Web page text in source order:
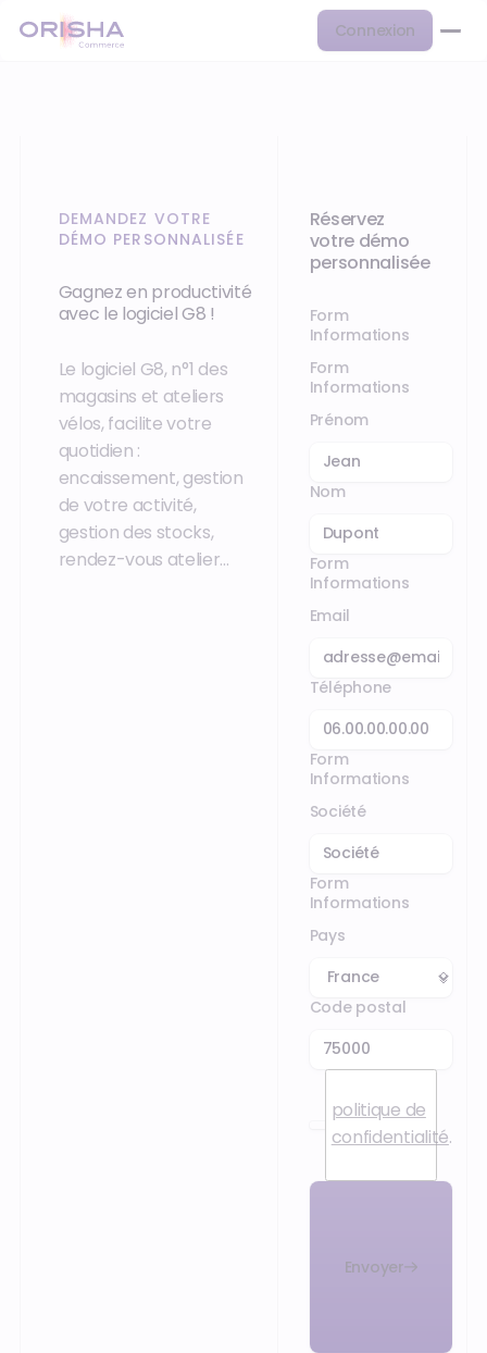
Connexion
DEMANDEZ VOTRE
DÉMO PERSONNALISÉE
Gagnez en productivité
avec le logiciel G8 !
Le logiciel G8, n°1 des
magasins et ateliers
vélos, facilite votre
quotidien :
encaissement, gestion
de votre activité,
gestion des stocks,
rendez-vous atelier…
Réservez
votre démo
personnalisée
Form
Informations
Form
Informations
Prénom
Nom
Form
Informations
Email
Téléphone
Form
Informations
Société
Form
Informations
Pays
Code postal
politique de
confidentialité.
Envoyer